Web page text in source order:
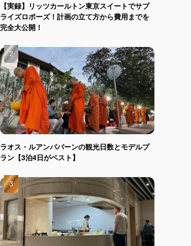
【実録】リッツカールトン東京スイートでサプ
ライズロポーズ！計画の立て方から費用までを
完全大公開！
ラオス・ルアンパバーンの観光日数とモデルプ
ラン【3泊4日がベスト】